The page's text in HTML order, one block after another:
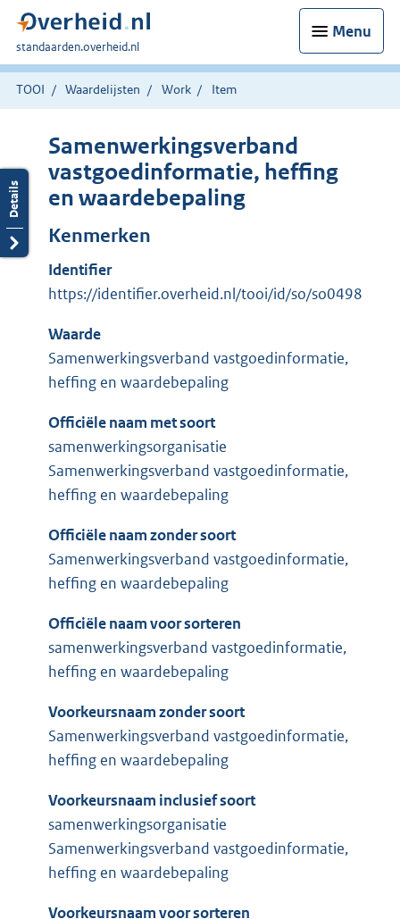
Menu
U
bent
hier:
standaarden.overheid.nl
TOOI Waardelijsten Work Item
Samenwerkingsverband
vastgoedinformatie, heffing
en waardebepaling
Kenmerken
Identifier
https://identifier.overheid.nl/tooi/id/so/so0498
Waarde
Samenwerkingsverband vastgoedinformatie,
heffing en waardebepaling
Officiële naam met soort
samenwerkingsorganisatie
Samenwerkingsverband vastgoedinformatie,
heffing en waardebepaling
Officiële naam zonder soort
Samenwerkingsverband vastgoedinformatie,
heffing en waardebepaling
Officiële naam voor sorteren
samenwerkingsverband vastgoedinformatie,
heffing en waardebepaling
Voorkeursnaam zonder soort
Samenwerkingsverband vastgoedinformatie,
heffing en waardebepaling
Voorkeursnaam inclusief soort
samenwerkingsorganisatie
Samenwerkingsverband vastgoedinformatie,
heffing en waardebepaling
Voorkeursnaam voor sorteren